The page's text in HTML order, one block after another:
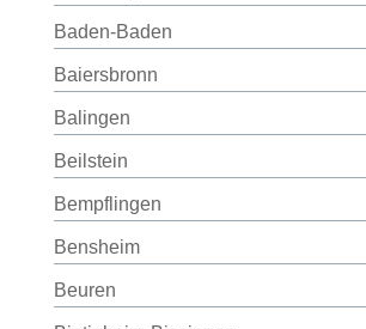
Baden-Baden
Baiersbronn
Balingen
Beilstein
Bempflingen
Bensheim
Beuren